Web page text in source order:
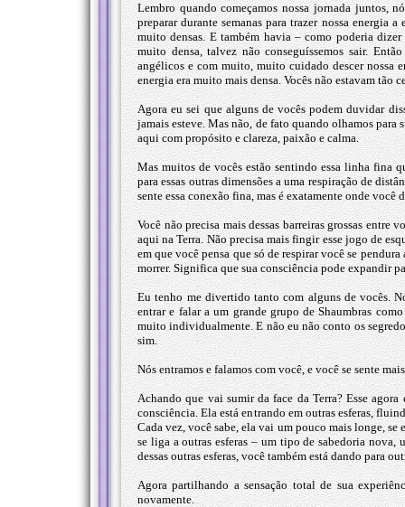
Lembro quando começamos nossa jornada juntos,
preparar durante semanas para trazer nossa energia
muito densas. E também havia – como poderia
muito densa, talvez não conseguíssemos sair.
angélicos e com muito, muito cuidado descer nossa
energia era muito mais densa. Vocês não estavam tão
Agora eu sei que alguns de vocês podem duvidar
jamais esteve. Mas não, de fato quando olhamos para
aqui com propósito e clareza, paixão e calma.
Mas muitos de vocês estão sentindo essa linha fina
para essas outras dimensões a uma respiração de
sente essa conexão fina, mas é exatamente onde você
Você não precisa mais dessas barreiras grossas entre
aqui na Terra. Não precisa mais fingir esse jogo de
em que você pensa que só de respirar você se
morrer. Significa que sua consciência pode expandir
Eu tenho me divertido tanto com alguns de vocês.
entrar e falar a um grande grupo de Shaumbras
muito individualmente. E não eu não conto os
sim.
Nós entramos e falamos com você, e você se sente
Achando que vai sumir da face da Terra? Esse
consciência. Ela está entrando em outras esferas,
Cada vez, você sabe, ela vai um pouco mais longe,
se liga a outras esferas – um tipo de sabedoria
dessas outras esferas, você também está dando para
Agora partilhando a sensação total de sua
novamente.